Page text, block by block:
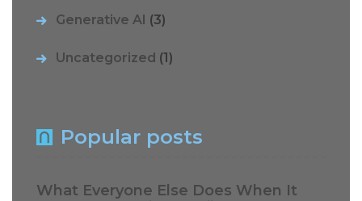
Generative AI (3)
Uncategorized (1)
Popular posts
What Everyone Else Does When It